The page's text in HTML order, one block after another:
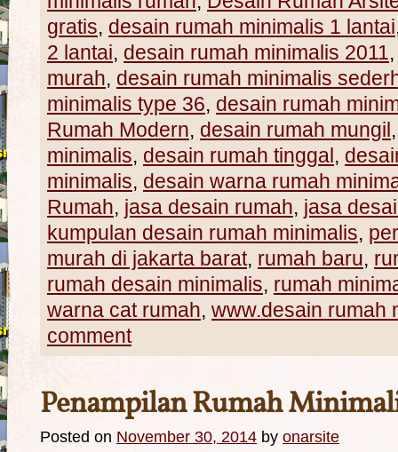
gratis, desain rumah minimalis 1 lantai
2 lantai, desain rumah minimalis 2011
murah, desain rumah minimalis
minimalis type 36, desain rumah
Rumah Modern, desain rumah mungil
minimalis, desain rumah tinggal,
minimalis, desain warna rumah
Rumah, jasa desain rumah, jasa
kumpulan desain rumah minimalis,
murah di jakarta barat, rumah baru,
rumah desain minimalis, rumah
warna cat rumah, www.desain rumah
comment
Penampilan Rumah
Posted on November 30, 2014 by onarsite